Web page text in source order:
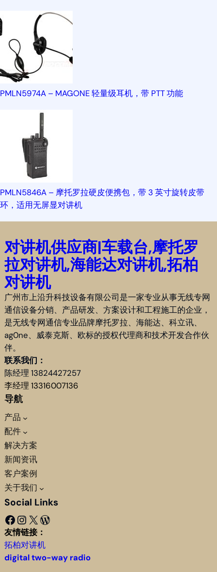
PMLN5974A – MAGONE 轻量级耳机，带 PTT 功能
PMLN5846A – 摩托罗拉硬皮便携包，带 3 英寸旋转皮带
环，适用无屏显对讲机
对讲机供应商|车载台,摩托罗
拉对讲机,海能达对讲机,拓柏
对讲机
广州市上沿升科技设备有限公司是一家专业从事无线专网
通信设备分销、产品研发、方案设计和工程施工的企业，
是无线专网通信专业品牌摩托罗拉、海能达、科立讯、
ag0ne、威泰克斯、欧标的授权代理商和技术开发合作伙
伴。
联系我们：
陈经理 13824427257
李经理 13316007136
导航
产品
配件
解决方案
新闻资讯
客户案例
关于我们
Social Links
Facebook Instagram X WordPress
友情链接：
拓柏对讲机
digital two-way radio